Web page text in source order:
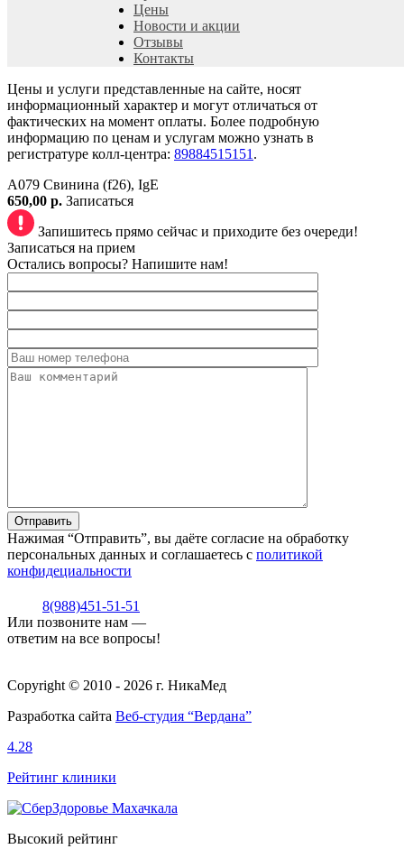
Цены
Новости и акции
Отзывы
Контакты
Цены и услуги представленные на сайте, носят
информационный характер и могут отличаться от
фактических на момент оплаты. Более подробную
информацию по ценам и услугам можно узнать в
регистратуре колл-центра: 89884515151 .
A079 Свинина (f26), IgE
650,00 р. Записаться
Запишитесь прямо сейчас и приходите без очереди!
Записаться на прием
Остались вопросы? Напишите нам!
Нажимая “Отправить”, вы даёте согласие на обработку
персональных данных и соглашаетесь с политикой
конфидециальности
8(988)451-51-51
Или позвоните нам —
ответим на все вопросы!
Copyright © 2010 - 2026 г. НикаМед
Разработка сайта Веб-студия “Вердана”
4.28
Рейтинг клиники
Высокий рейтинг